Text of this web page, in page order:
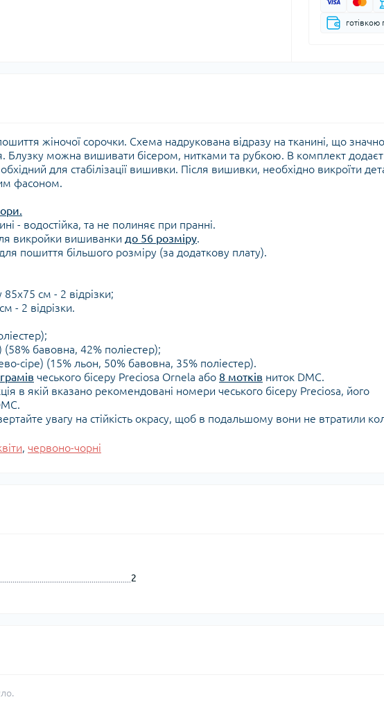
готівкою
жіночої сорочки. Схема надрукована відразу на тканині, що значно
Блузку можна вишивати бісером, нитками та рубкою. В комплект
для стабілізації вишивки. Після вишивки, необхідно викроїти
фасоном.
- водостійка, та не полиняє при пранні.
викройки вишиванки до 56 розміру.
пошиття більшого розміру (за додаткову плату).
см - 2 відрізки;
- 2 відрізки.
бавовна, 42% поліестер);
сіре) (15% льон, 50% бавовна, 35% поліестер).
чеського бісеру Preciosa Ornela або 8 мотків ниток DMC.
в якій вказано рекомендовані номери чеського бісеру Preciosa, його
увагу на стійкість окрасу, щоб в подальшому вони не втратили
, червоно-чорні
2